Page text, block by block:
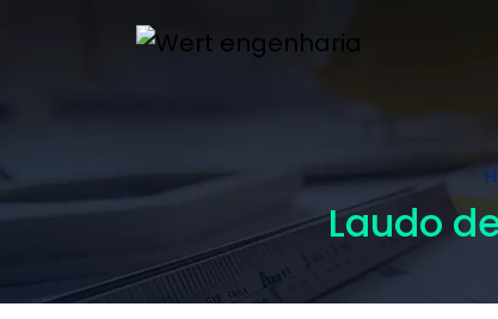
Laudo